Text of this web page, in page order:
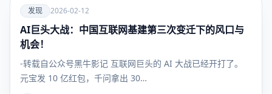
爱
发现
发现 2026-02-12
AI巨头大战：中国互联网基建第三次变迁下的风口与
机会！
-转载自公众号黑牛影记 互联网巨头的 AI 大战已经开打了。
元宝发 10 亿红包，千问拿出 30…